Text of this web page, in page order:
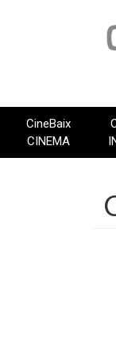
CineBaix
CINEMA